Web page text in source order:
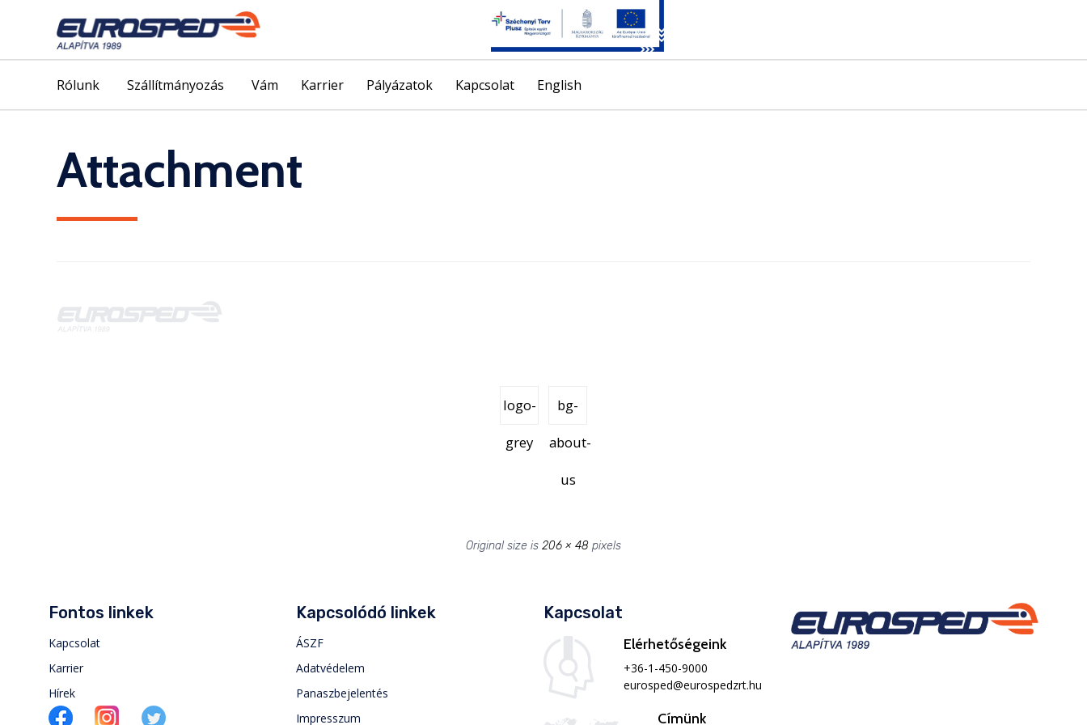
to
Rólunk Szállítmányozás Vám Karrier Pályázatok Kapcsolat English
Attachment
logo-
grey
bg-
about-
us
Original size is 206 × 48 pixels
Fontos linkek
Kapcsolat
Karrier
Hírek
Kapcsolódó linkek
ÁSZF
Adatvédelem
Panaszbejelentés
Impresszum
Kapcsolat
Elérhetőségeink
+36-1-450-9000
eurosped@eurospedzrt.hu
Címünk